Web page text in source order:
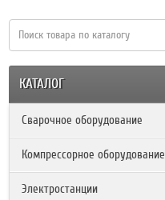
КАТАЛОГ
Сварочное оборудование
Компрессорное оборудование
Электростанции